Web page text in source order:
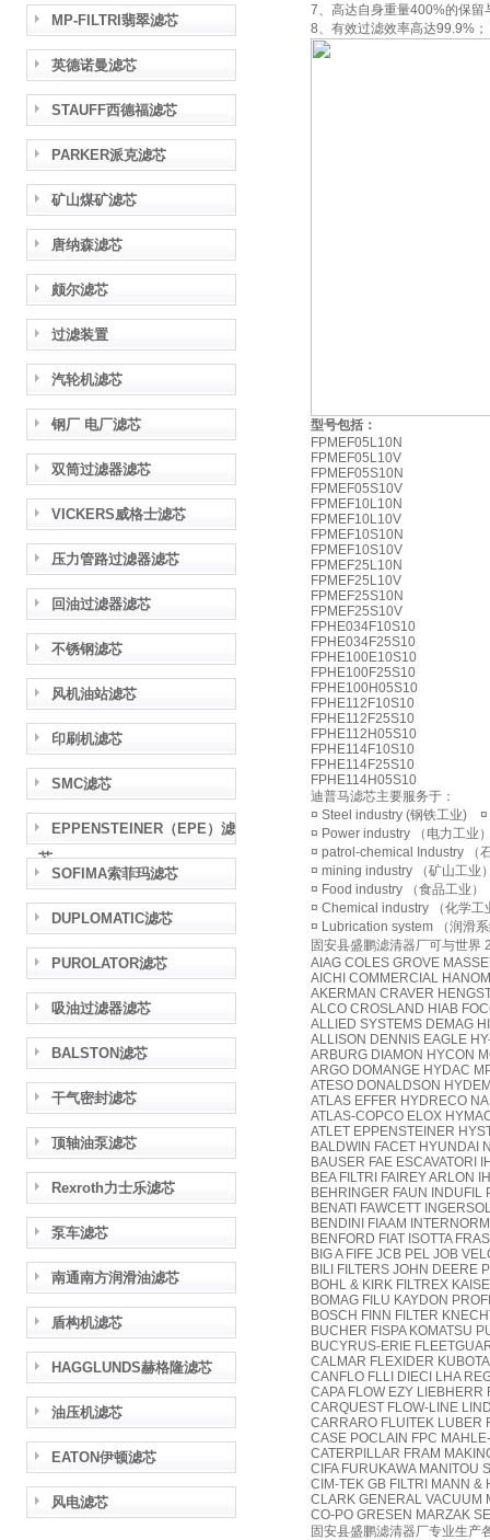
MP-FILTRI翡翠滤芯
英德诺曼滤芯
STAUFF西德福滤芯
PARKER派克滤芯
矿山煤矿滤芯
唐纳森滤芯
颇尔滤芯
过滤装置
汽轮机滤芯
钢厂 电厂滤芯
双筒过滤器滤芯
VICKERS威格士滤芯
压力管路过滤器滤芯
回油过滤器滤芯
不锈钢滤芯
风机油站滤芯
印刷机滤芯
SMC滤芯
EPPENSTEINER（EPE）滤
芯
SOFIMA索菲玛滤芯
DUPLOMATIC滤芯
PUROLATOR滤芯
吸油过滤器滤芯
BALSTON滤芯
干气密封滤芯
顶轴油泵滤芯
Rexroth力士乐滤芯
泵车滤芯
南通南方润滑油滤芯
盾构机滤芯
HAGGLUNDS赫格隆滤芯
油压机滤芯
EATON伊顿滤芯
风电滤芯
7、高达自身重量400%的保留
8、有效过滤效率高达99.9%；
型号包括：
FPMEF05L10N
FPMEF05L10V
FPMEF05S10N
FPMEF05S10V
FPMEF10L10N
FPMEF10L10V
FPMEF10S10N
FPMEF10S10V
FPMEF25L10N
FPMEF25L10V
FPMEF25S10N
FPMEF25S10V
FPHE034F10S10
FPHE034F25S10
FPHE100E10S10
FPHE100F25S10
FPHE100H05S10
FPHE112F10S10
FPHE112F25S10
FPHE112H05S10
FPHE114F10S10
FPHE114F25S10
FPHE114H05S10
迪普马滤芯主要服务于：
¤ Steel industry (钢铁工业) ¤
¤ Power industry （电力工
¤ patrol-chemical Industry （
¤ mining industry （矿山工
¤ Food industry （食品工业
¤ Chemical industry （化学
¤ Lubrication system （润滑
固安县盛鹏滤清器厂可与世界
AIAG COLES GROVE
AICHI COMMERCIAL
AKERMAN CRAVER
ALCO CROSLAND HIAB
ALLIED SYSTEMS DEMAG
ALLISON DENNIS EAGLE
ARBURG DIAMON HYCON
ARGO DOMANGE HYDAC
ATESO DONALDSON
ATLAS EFFER HYDRECO
ATLAS-COPCO ELOX
ATLET EPPENSTEINER
BALDWIN FACET HYUNDAI
BAUSER FAE ESCAVATORI
BEA FILTRI FAIREY ARLON
BEHRINGER FAUN INDUFIL
BENATI FAWCETT
BENDINI FIAAM
BENFORD FIAT ISOTTA
BIG A FIFE JCB PEL JOB
BILI FILTERS JOHN DEERE
BOHL & KIRK FILTREX
BOMAG FILU KAYDON
BOSCH FINN FILTER
BUCHER FISPA KOMATSU
BUCYRUS-ERIE
CALMAR FLEXIDER
CANFLO FLLI DIECI LHA
CAPA FLOW EZY LIEBHERR
CARQUEST FLOW-LINE
CARRARO FLUITEK LUBER
CASE POCLAIN FPC
CATERPILLAR FRAM
CIFA FURUKAWA MANITOU
CIM-TEK GB FILTRI MANN &
CLARK GENERAL VACUUM
CO-PO GRESEN MARZAK
固安县盛鹏滤清器厂专业生产